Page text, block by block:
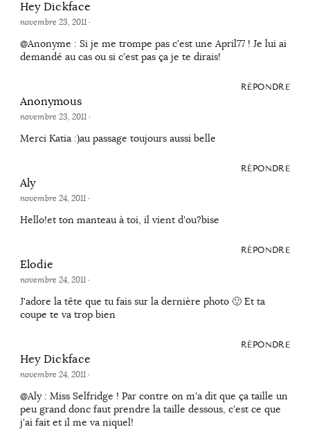
Hey Dickface
novembre 23, 2011·
@Anonyme : Si je me trompe pas c'est une April77 ! Je lui ai
demandé au cas ou si c'est pas ça je te dirais!
RÉPONDRE
Anonymous
novembre 23, 2011·
Merci Katia :)au passage toujours aussi belle
RÉPONDRE
Aly
novembre 24, 2011·
Hello!et ton manteau à toi, il vient d'ou?bise
RÉPONDRE
Elodie
novembre 24, 2011·
J'adore la tête que tu fais sur la dernière photo 🙂 Et ta
coupe te va trop bien
RÉPONDRE
Hey Dickface
novembre 24, 2011·
@Aly : Miss Selfridge ! Par contre on m'a dit que ça taille un
peu grand donc faut prendre la taille dessous, c'est ce que
j'ai fait et il me va niquel!